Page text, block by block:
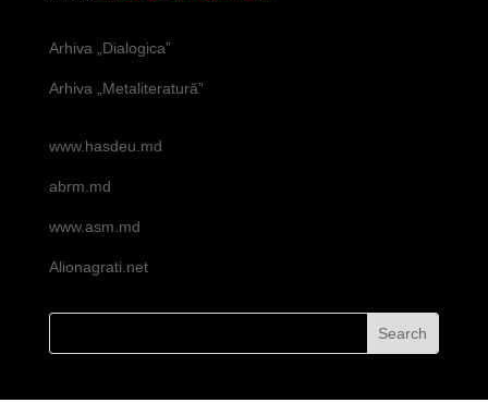
Arhiva „Dialogica”
Arhiva „Metaliteratură”
www.hasdeu.md
abrm.md
www.asm.md
Alionagrati.net